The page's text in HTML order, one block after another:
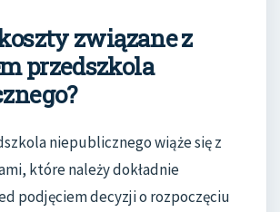
związane z
przedszkola
niepublicznego wiąże się z
które należy dokładnie
podjęciem decyzji o rozpoczęciu